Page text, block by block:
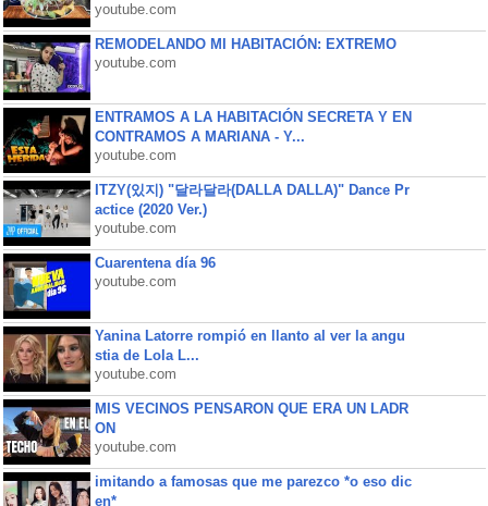
youtube.com
REMODELANDO MI HABITACIÓN: EXTREMO
youtube.com
ENTRAMOS A LA HABITACIÓN SECRETA Y EN
CONTRAMOS A MARIANA - Y...
youtube.com
ITZY(있지) "달라달라(DALLA DALLA)" Dance Pr
actice (2020 Ver.)
youtube.com
Cuarentena día 96
youtube.com
Yanina Latorre rompió en llanto al ver la angu
stia de Lola L...
youtube.com
MIS VECINOS PENSARON QUE ERA UN LADR
ON
youtube.com
imitando a famosas que me parezco *o eso dic
en*